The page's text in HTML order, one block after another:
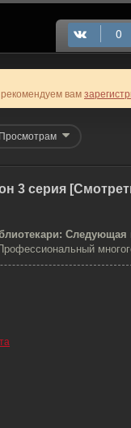
вам
Просмотрам
3 серия
Следующая